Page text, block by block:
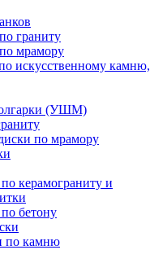
граниту
мрамору
искусственному камню,
(УШМ)
по мрамору
керамограниту и
бетону
по камню